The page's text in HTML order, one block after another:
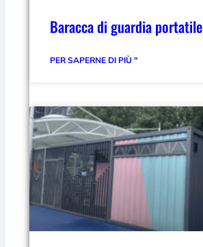
Baracca di guardia portatile
PER SAPERNE DI PIÙ "